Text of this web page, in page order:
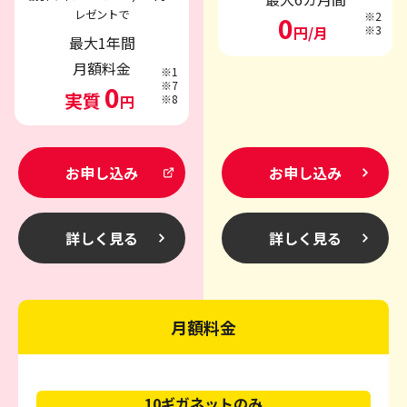
レゼントで
最大1年間
月額料金
実質 0円
※1
※7
※8
0円/月
※2
※3
お申し込み
詳しく見る
お申し込み
詳しく見る
月額料金